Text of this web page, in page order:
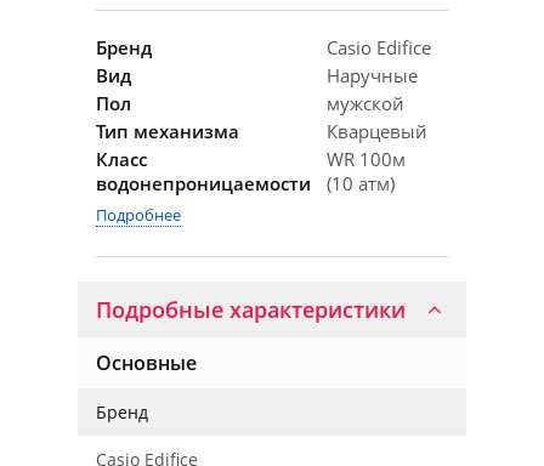
Бренд
Casio Edifice
Вид
Наручные
Пол
мужской
Тип механизма
Кварцевый
Класс
водонепроницаемости
WR 100м
(10 атм)
Подробнее
Подробные характеристики
Основные
Бренд
Casio Edifice